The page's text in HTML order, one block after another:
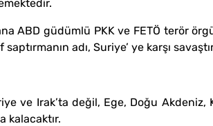
ABD güdümlü PKK ve FETÖ terör
adı, Suriye’ ye karşı
ve Irak’ta değil, Ege, Doğu Akdeniz,
kalacaktır.